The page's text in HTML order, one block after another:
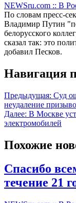
NEWSru.com :: В
По словам пресс-
Владимир Путин
белорусского
сказал так: это
добавил Песков.
Навигация
Предыдущая: Суд
неудаление
Далее: В Москве
электромобилей
Похожие
Спасибо
течение 21